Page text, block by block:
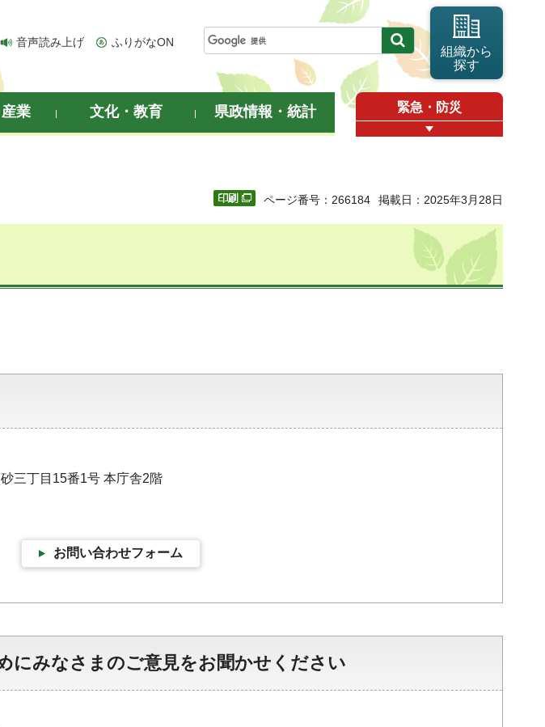
音声読み上げ ふりがなON
組織から
探す
業 文化・教育 県政情報・統計 緊急・防災
ページ番号：266184 掲載日：2025年3月28日
三丁目15番1号 本庁舎2階
お問い合わせフォーム
にみなさまのご意見をお聞かせください